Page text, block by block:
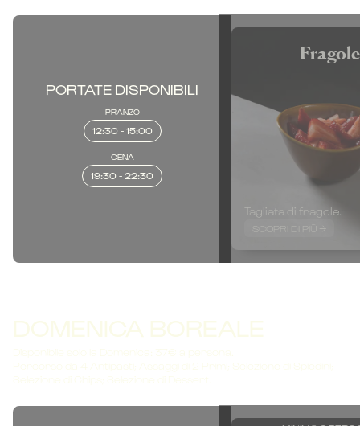
PORTATE DISPONIBILI
PRANZO
12:30 - 15:00
CENA
19:30 - 22:30
Fragole
Tagliata di fragole.
DOMENICA BOREALE